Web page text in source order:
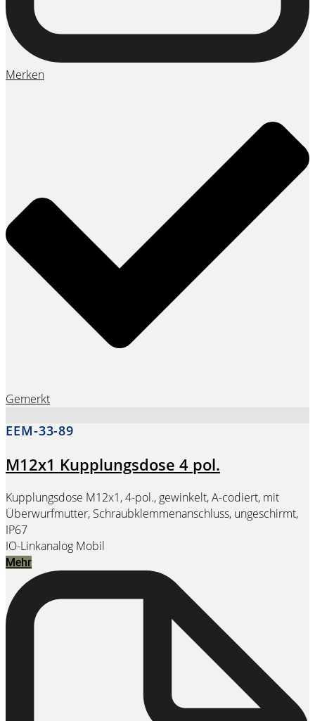
Merken
Gemerkt
EEM-33-89
M12x1 Kupplungsdose 4 pol.
Kupplungsdose M12x1, 4-pol., gewinkelt, A-codiert, mit
Überwurfmutter, Schraubklemmenanschluss, ungeschirmt,
IP67
IO-Linkanalog Mobil
Mehr